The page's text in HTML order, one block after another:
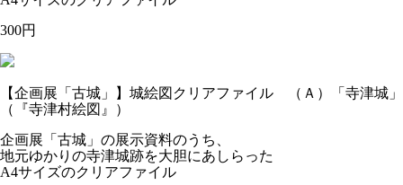
300円
【企画展「古城」】城絵図クリアファイル （Ａ）「寺津城」
（『寺津村絵図』）
企画展「古城」の展示資料のうち、
地元ゆかりの寺津城跡を大胆にあしらった
A4サイズのクリアファイル